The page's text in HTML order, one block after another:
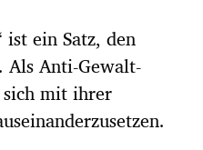
ist ein Satz, den
Anti-Gewalt-
mit ihrer